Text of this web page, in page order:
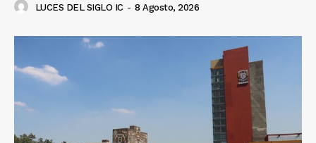
LUCES DEL SIGLO IC - 8 Agosto, 2026